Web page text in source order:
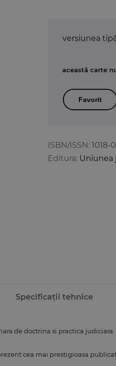
ISBN/ISSN: 1018-
Editura: Uniunea
versiunea
această carte
Favorit
Specificații tehnice
de doctrina si practica judiciara.
cea mai prestigioasa